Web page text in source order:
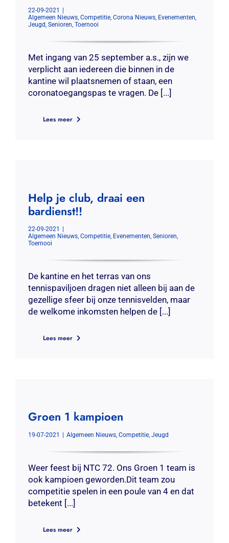
Contact
naar:
22-09-2021
Algemeen Nieuws, Competitie, Corona Nieuws, Evenementen,
Jeugd, Senioren, Toernooi
Met ingang van 25 september a.s., zijn we
verplicht aan iedereen die binnen in de
kantine wil plaatsnemen of staan, een
coronatoegangspas te vragen. De [...]
Lees meer
Help je club, draai een
bardienst!!
22-09-2021
Algemeen Nieuws, Competitie, Evenementen, Senioren,
Toernooi
De kantine en het terras van ons
tennispaviljoen dragen niet alleen bij aan de
gezellige sfeer bij onze tennisvelden, maar
de welkome inkomsten helpen de [...]
Lees meer
Groen 1 kampioen
19-07-2021 | Algemeen Nieuws, Competitie, Jeugd
Weer feest bij NTC 72. Ons Groen 1 team is
ook kampioen geworden.Dit team zou
competitie spelen in een poule van 4 en dat
betekent [...]
Lees meer